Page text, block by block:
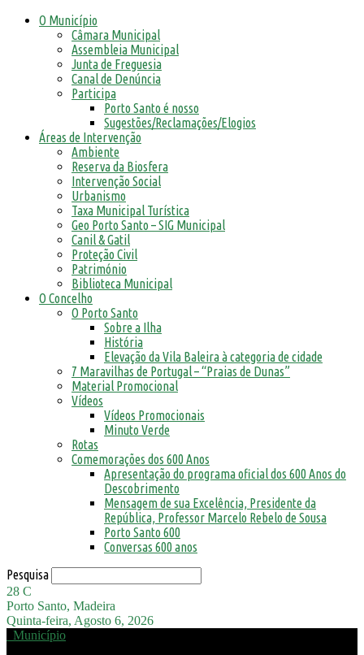
O Município
Câmara Municipal
Assembleia Municipal
Junta de Freguesia
Canal de Denúncia
Participa
Porto Santo é nosso
Sugestões/Reclamações/Elogios
Áreas de Intervenção
Ambiente
Reserva da Biosfera
Intervenção Social
Urbanismo
Taxa Municipal Turística
Geo Porto Santo – SIG Municipal
Canil & Gatil
Proteção Civil
Património
Biblioteca Municipal
O Concelho
O Porto Santo
Sobre a Ilha
História
Elevação da Vila Baleira à categoria de cidade
7 Maravilhas de Portugal – “Praias de Dunas”
Material Promocional
Vídeos
Vídeos Promocionais
Minuto Verde
Rotas
Comemorações dos 600 Anos
Apresentação do programa oficial dos 600 Anos do
Descobrimento
Mensagem de sua Excelência, Presidente da
República, Professor Marcelo Rebelo de Sousa
Porto Santo 600
Conversas 600 anos
Pesquisa
28 C
Porto Santo, Madeira
Quinta-feira, Agosto 6, 2026
Município